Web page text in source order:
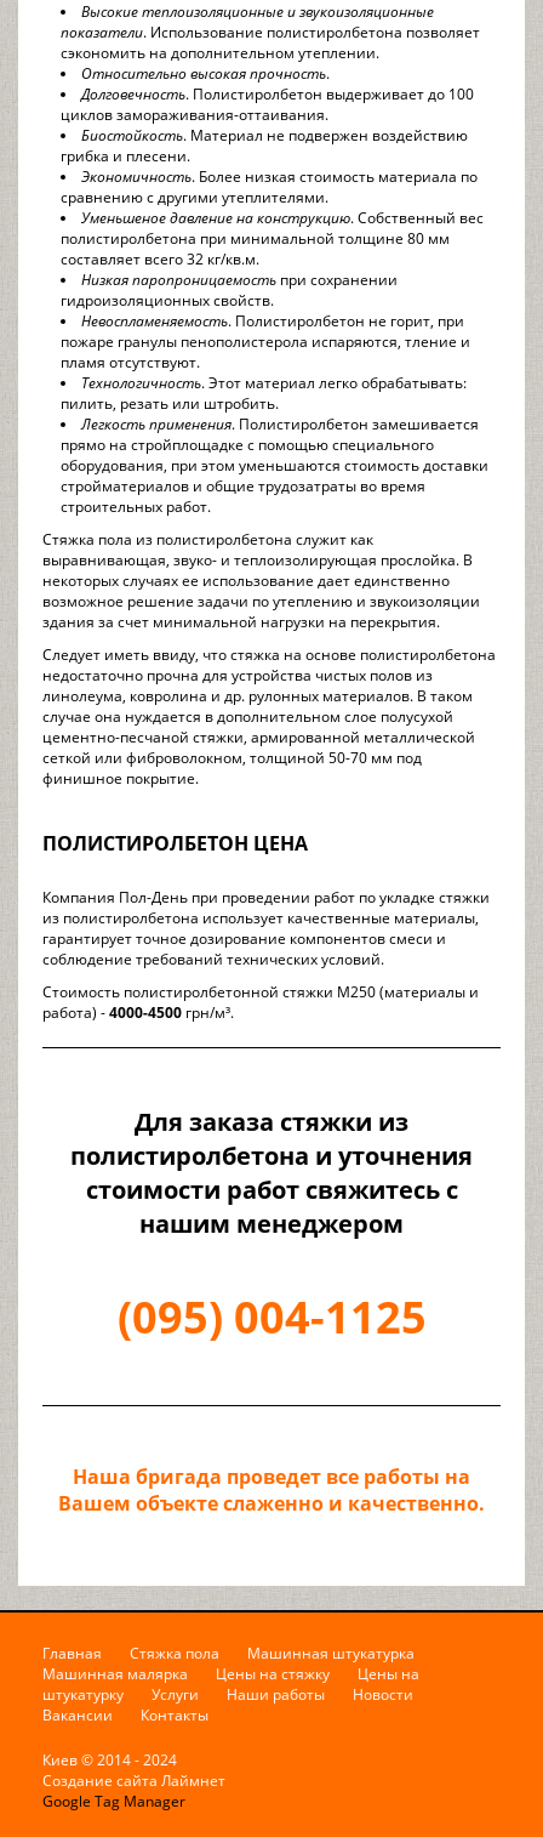
Высокие теплоизоляционные и звукоизоляционные
показатели. Использование полистиролбетона позволяет
сэкономить на дополнительном утеплении.
Относительно высокая прочность.
Долговечность. Полистиролбетон выдерживает до 100
циклов замораживания-оттаивания.
Биостойкость. Материал не подвержен воздействию
грибка и плесени.
Экономичность. Более низкая стоимость материала по
сравнению с другими утеплителями.
Уменьшеное давление на конструкцию. Собственный вес
полистиролбетона при минимальной толщине 80 мм
составляет всего 32 кг/кв.м.
Низкая паропроницаемость при сохранении
гидроизоляционных свойств.
Невоспламеняемость. Полистиролбетон не горит, при
пожаре гранулы пенополистерола испаряются, тление и
пламя отсутствуют.
Технологичность. Этот материал легко обрабатывать:
пилить, резать или штробить.
Легкость применения. Полистиролбетон замешивается
прямо на стройплощадке с помощью специального
оборудования, при этом уменьшаются стоимость доставки
стройматериалов и общие трудозатраты во время
строительных работ.
Стяжка пола из полистиролбетона служит как
выравнивающая, звуко- и теплоизолирующая прослойка. В
некоторых случаях ее использование дает единственно
возможное решение задачи по утеплению и звукоизоляции
здания за счет минимальной нагрузки на перекрытия.
Следует иметь ввиду, что стяжка на основе полистиролбетона
недостаточно прочна для устройства чистых полов из
линолеума, ковролина и др. рулонных материалов. В таком
случае она нуждается в дополнительном слое полусухой
цементно-песчаной стяжки, армированной металлической
сеткой или фиброволокном, толщиной 50-70 мм под
финишное покрытие.
ПОЛИСТИРОЛБЕТОН ЦЕНА
Компания Пол-День при проведении работ по укладке стяжки
из полистиролбетона использует качественные материалы,
гарантирует точное дозирование компонентов смеси и
соблюдение требований технических условий.
Стоимость полистиролбетонной стяжки М250 (материалы и
работа) -4000-4500 грн/м³.
Для заказа стяжки из
полистиролбетона и уточнения
стоимости работ свяжитесь с
нашим менеджером
(095) 004-1125
Наша бригада проведет все работы на
Вашем объекте слаженно и качественно.
Главная Стяжка пола
Машинная штукатурка
Машинная малярка
Цены на стяжку
Цены на
штукатурку
Услуги Наши работы
Новости
Вакансии
Контакты
Киев © 2014 - 2024
Создание сайта Лаймнет
Google Tag Manager